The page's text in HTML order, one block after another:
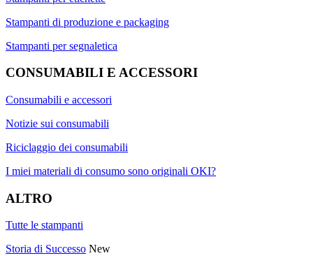
Stampanti di produzione e packaging
Stampanti per segnaletica
CONSUMABILI E ACCESSORI
Consumabili e accessori
Notizie sui consumabili
Riciclaggio dei consumabili
I miei materiali di consumo sono originali OKI?
ALTRO
Tutte le stampanti
Storia di Successo New